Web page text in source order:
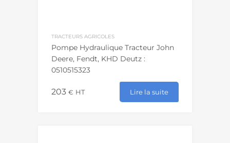
TRACTEURS AGRICOLES
Pompe Hydraulique Tracteur John
Deere, Fendt, KHD Deutz :
0510515323
203 € HT Lire la suite